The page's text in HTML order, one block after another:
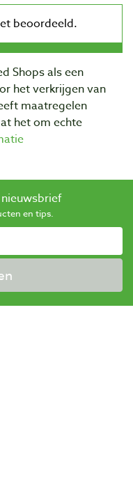
Shops als een
het verkrijgen van
maatregelen
het om echte
en tips.